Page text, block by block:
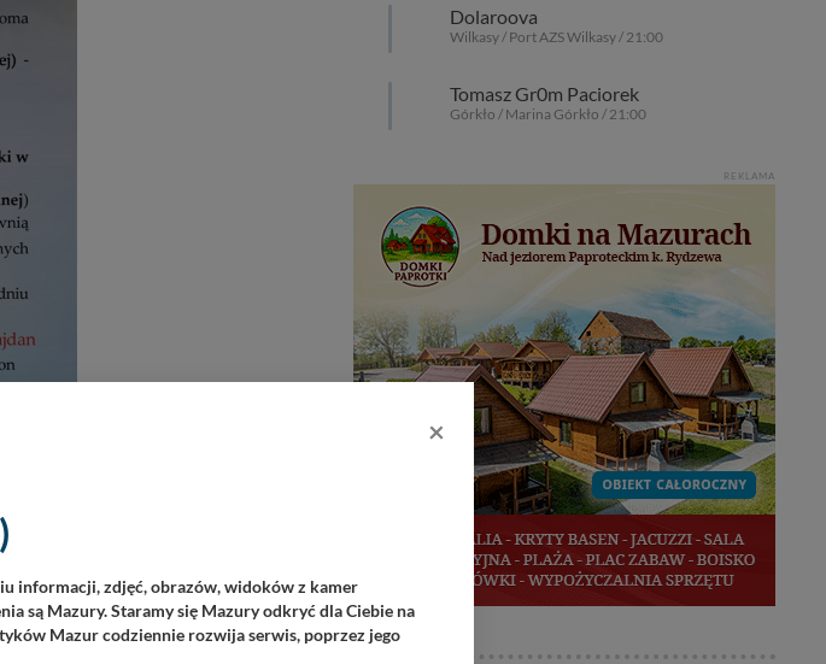
Dolaroova
Wilkasy / Port AZS Wilkasy / 21:00
Tomasz Gr0m Paciorek
Górkło / Marina Górkło / 21:00
REKLAMA
×
informacji, zdjęć, obrazów, widoków z kamer
są Mazury. Staramy się Mazury odkryć dla Ciebie na
Mazur codziennie rozwija serwis, poprzez jego